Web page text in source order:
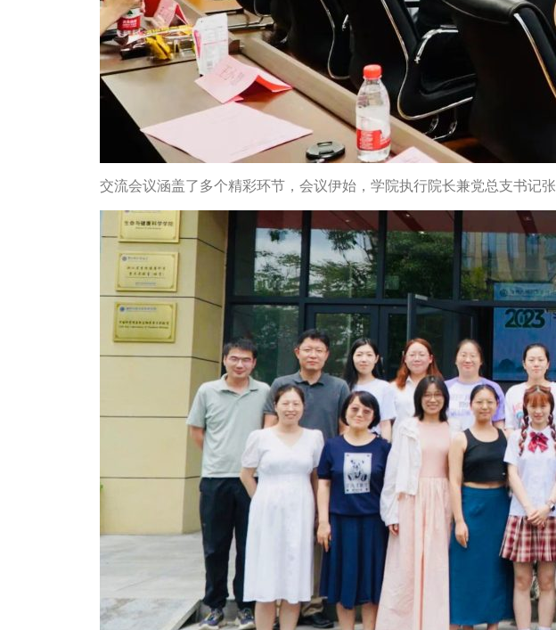
交流会议涵盖了多个精彩环节，会议伊始，学院执行院长兼党总支书记